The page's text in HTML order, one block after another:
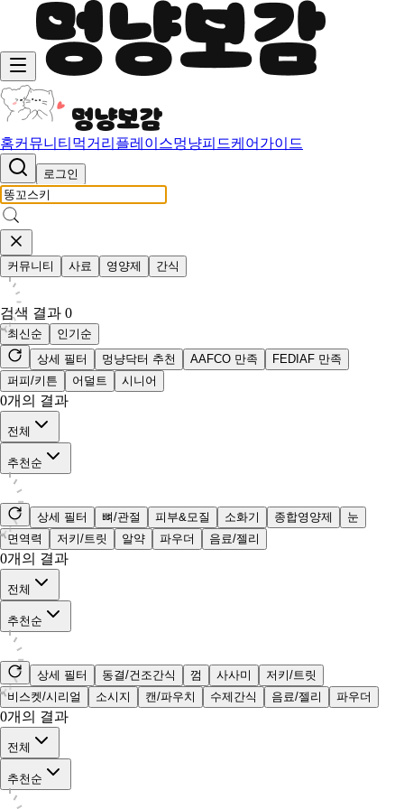
홈커뮤니티 먹거리 플레이스멍냥피드케어가이드
로그인
커뮤니티 사료 영양제 간식
검색 결과 0
최신순
인기순
상세 필터
멍냥닥터 추천 AAFCO 만족
FEDIAF 만족
퍼피/키튼
어덜트 시니어
0개의 결과
전체
추천순
상세 필터 뼈/관절 피부&모질 소화기 종합영양제
눈
면역력
저키/트릿 알약 파우더 음료/젤리
0개의 결과
전체
추천순
상세 필터 동결/건조간식 껌 사사미
저키/트릿
비스켓/시리얼
소시지 캔/파우치 수제간식 음료/젤리 파우더
0개의 결과
전체
추천순